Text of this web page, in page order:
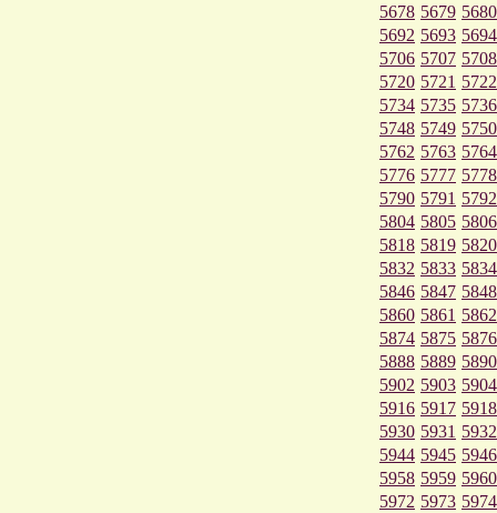
5678 5679 5680
5692 5693 5694
5706 5707 5708
5720 5721 5722
5734 5735 5736
5748 5749 5750
5762 5763 5764
5776 5777 5778
5790 5791 5792
5804 5805 5806
5818 5819 5820
5832 5833 5834
5846 5847 5848
5860 5861 5862
5874 5875 5876
5888 5889 5890
5902 5903 5904
5916 5917 5918
5930 5931 5932
5944 5945 5946
5958 5959 5960
5972 5973 5974